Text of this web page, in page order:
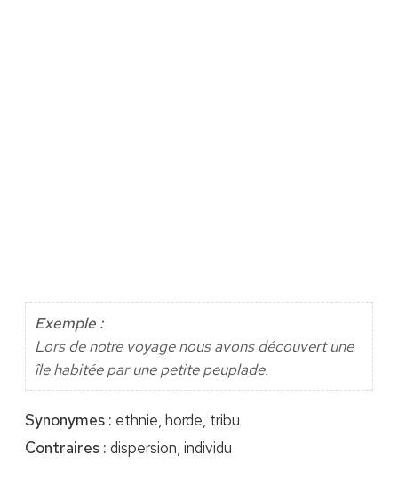
Exemple :
Lors de notre voyage nous avons découvert une
île habitée par une petite peuplade.
Synonymes : ethnie, horde, tribu
Contraires : dispersion, individu